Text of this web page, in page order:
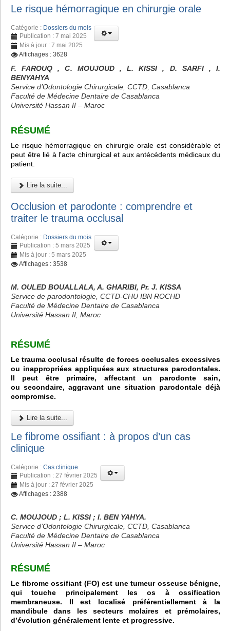
Le risque hémorragique en chirurgie orale
Catégorie : Dossiers du mois
Publication : 7 mai 2025
Mis à jour : 7 mai 2025
Affichages : 3628
F. FAROUQ , C. MOUJOUD , L. KISSI , D. SARFI , I.
BENYAHYA
Service d’Odontologie Chirurgicale, CCTD, Casablanca
Faculté de Médecine Dentaire de Casablanca
Université Hassan II – Maroc
RÉSUMÉ
Le risque hémorragique en chirurgie orale est considérable et
peut être lié à l'acte chirurgical et aux antécédents médicaux du
patient.
Lire la suite...
Occlusion et parodonte : comprendre et
traiter le trauma occlusal
Catégorie : Dossiers du mois
Publication : 5 mars 2025
Mis à jour : 5 mars 2025
Affichages : 3538
M. OULED BOUALLALA, A. GHARIBI, Pr. J. KISSA
Service de parodontologie, CCTD-CHU IBN ROCHD
Faculté de Médecine Dentaire de Casablanca
Université Hassan II, Maroc
RÉSUMÉ
Le trauma occlusal résulte de forces occlusales excessives
ou inappropriées appliquées aux structures parodontales.
Il peut être primaire, affectant un parodonte sain,
ou secondaire, aggravant une situation parodontale déjà
compromise.
Lire la suite...
Le fibrome ossifiant : à propos d’un cas
clinique
Catégorie : Cas clinique
Publication : 27 février 2025
Mis à jour : 27 février 2025
Affichages : 2388
C. MOUJOUD ; L. KISSI ; I. BEN YAHYA.
Service d’Odontologie Chirurgicale, CCTD, Casablanca
Faculté de Médecine Dentaire de Casablanca
Université Hassan II – Maroc
RÉSUMÉ
Le fibrome ossifiant (FO) est une tumeur osseuse bénigne,
qui touche principalement les os à ossification
membraneuse. Il est localisé préférentiellement à la
mandibule dans les secteurs molaires et prémolaires,
d’évolution généralement lente et progressive.